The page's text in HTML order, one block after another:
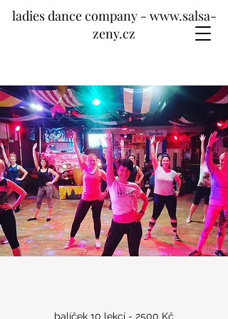
ladies dance company - www.salsa-
zeny.cz
balíček 10 lekcí - 2500 Kč